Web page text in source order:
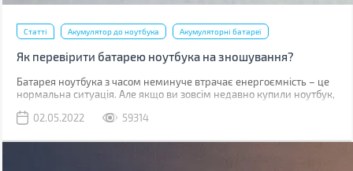
Статті Акумулятор до ноутбука Акумуляторні батареї
Як перевірити батарею ноутбука на зношування?
​​​​​Батарея ноутбука з часом неминуче втрачає енергоємність – це
нормальна ситуація. Але якщо ви зовсім недавно купили ноутбук,
гарантійний термін батареї (зазвичай від 1 до 3 років залежно від
зносилася (більше 20%), то виробник здійснює безкоштовну
02.05.2022 59314